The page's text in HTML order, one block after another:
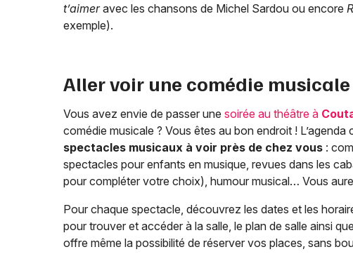
t’aimeravec les chansons de Michel Sardou ou encore
exemple).
Aller voir une comédie musicale
Vous avez envie de passer une soirée au théâtre à
comédie musicale ? Vous êtes au bon endroit !
spectacles musicaux à voir près de chez vous :
spectacles pour enfants en musique, revues dans les
pour compléter votre choix), humour musical… Vous
Pour chaque spectacle, découvrez les dates et les
pour trouver et accéder à la salle, le plan de salle ainsi
offre même la possibilité de réserver vos places, sans